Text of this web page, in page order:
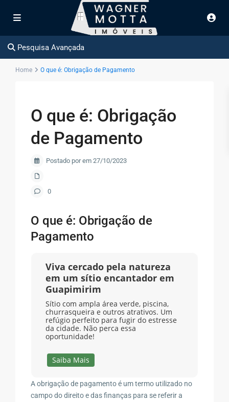
Pesquisa Avançada
Home O que é: Obrigação de Pagamento
O que é: Obrigação
de Pagamento
Postado por em 27/10/2023
0
O que é: Obrigação de
Pagamento
Viva cercado pela natureza
em um sítio encantador em
Guapimirim
Sítio com ampla área verde, piscina,
churrasqueira e outros atrativos. Um
refúgio perfeito para fugir do estresse
da cidade. Não perca essa
oportunidade!
Saiba Mais
A obrigação de pagamento é um termo utilizado no
campo do direito e das finanças para se referir a